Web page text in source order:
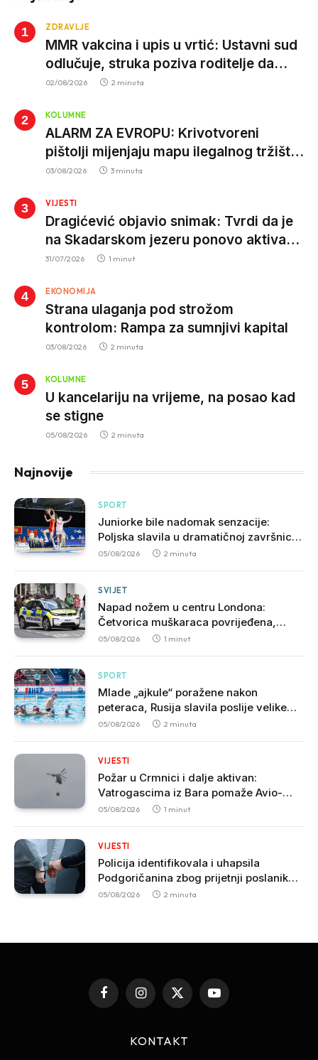
ZDRAVLJE
MMR vakcina i upis u vrtić: Ustavni sud
odlučuje, struka poziva roditelje da
vjeruju nauci
02/08/2026 2 minuta
KOLUMNE
ALARM ZA EVROPU: Krivotvoreni
pištolji mijenjaju mapu ilegalnog tržišta,
istrage ukazuju na proizvodnju van EU
03/08/2026 3 minuta
VIJESTI
Dragićević objavio snimak: Tvrdi da je
na Skadarskom jezeru ponovo aktivan
krivolov strujom
31/07/2026 1 minut
EKONOMIJA
Strana ulaganja pod strožom
kontrolom: Rampa za sumnjivi kapital
03/08/2026 2 minuta
KOLUMNE
U kancelariju na vrijeme, na posao kad
se stigne
05/08/2026 2 minuta
Najnovije
SPORT
Juniorke bile nadomak senzacije:
Poljska slavila u dramatičnoj završnici,
slijedi borba za opstanak u A diviziji
05/08/2026 2 minuta
SVIJET
Napad nožem u centru Londona:
Četvorica muškaraca povrijeđena,
uhapšena žena
05/08/2026 1 minut
SPORT
Mlade „ajkule“ poražene nakon
peteraca, Rusija slavila poslije velike
borbe
05/08/2026 2 minuta
VIJESTI
Požar u Crmnici i dalje aktivan:
Vatrogascima iz Bara pomaže Avio-
helikopterska jedinica MUP-a
05/08/2026 1 minut
VIJESTI
Policija identifikovala i uhapsila
Podgoričanina zbog prijetnji poslaniku
Nikoli Zirojeviću
05/08/2026 2 minuta
FacebookInstagram
X
YouTube
KONTAKT